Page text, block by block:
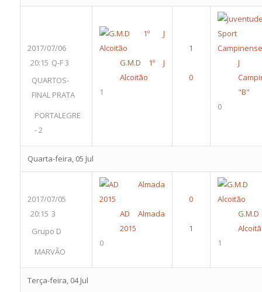
2017/07/06
20:15 Q-F 3
QUARTOS-
FINAL PRATA
PORTALEGRE
- 2
G.M.D 1º J
Alcoitão
1
J
"B"
0
Quarta-feira, 05 Jul
2017/07/05
20:15 3
Grupo D
MARVÃO
AD Almada
2015
0
1
Terça-feira, 04 Jul